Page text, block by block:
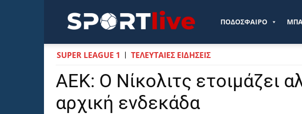
Sportlive.grΠΟΔΟΣΦΑΙΡΟ
SUPER LEAGUE 1 ΤΕΛΕΥΤΑΙΕΣ ΕΙΔΗΣΕΙΣ
ΑΕΚ: Ο Νίκολιτς ετοιμάζει
αρχική ενδεκάδα